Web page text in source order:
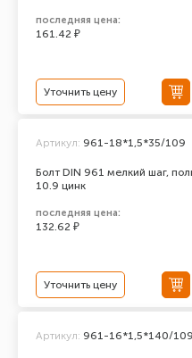
последняя цена:
161.42 ₽
Уточнить цену
Болт DIN 961 мелкий шаг,
10.9 цинк
Артикул: 961-18*1,5*35/109
последняя цена:
132.62 ₽
Уточнить цену
Артикул: 961-16*1,5*140/109